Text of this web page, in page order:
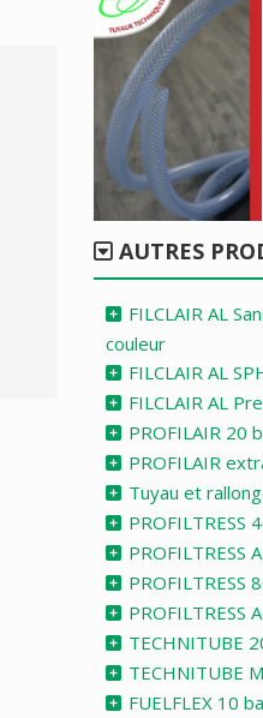
AUTRES
FILCLAIR AL
couleur
FILCLAIR AL
FILCLAIR AL
PROFILAIR 20
PROFILAIR
Tuyau et
PROFILTRESS
PROFILTRESS
PROFILTRESS
PROFILTRESS
TECHNITUBE
TECHNITUBE
FUELFLEX 10